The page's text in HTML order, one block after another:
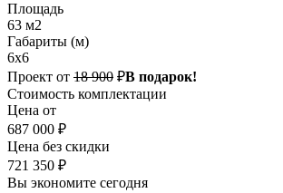
Площадь
63 м2
Габариты (м)
6x6
Проект от 18 900 ₽В подарок!
Стоимость комплектации
Цена от
687 000 ₽
Цена без скидки
721 350 ₽
Вы экономите сегодня